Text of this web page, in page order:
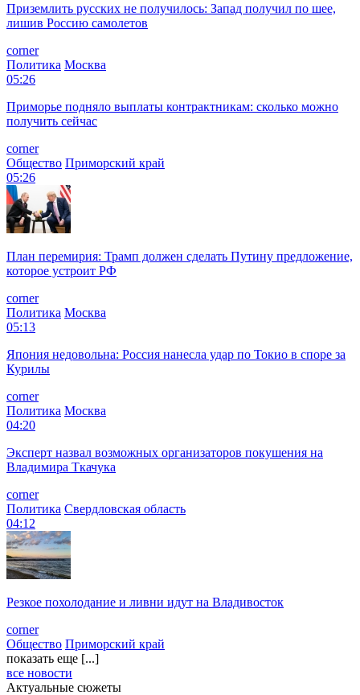
Приземлить русских не получилось: Запад получил по шее,
лишив Россию самолетов
corner
Политика Москва
05:26
Приморье подняло выплаты контрактникам: сколько можно
получить сейчас
corner
Общество Приморский край
05:26
План перемирия: Трамп должен сделать Путину предложение,
которое устроит РФ
corner
Политика Москва
05:13
Япония недовольна: Россия нанесла удар по Токио в споре за
Курилы
corner
Политика Москва
04:20
Эксперт назвал возможных организаторов покушения на
Владимира Ткачука
corner
Политика Свердловская область
04:12
Резкое похолодание и ливни идут на Владивосток
corner
Общество Приморский край
показать еще [...]
все новости
Актуальные сюжеты